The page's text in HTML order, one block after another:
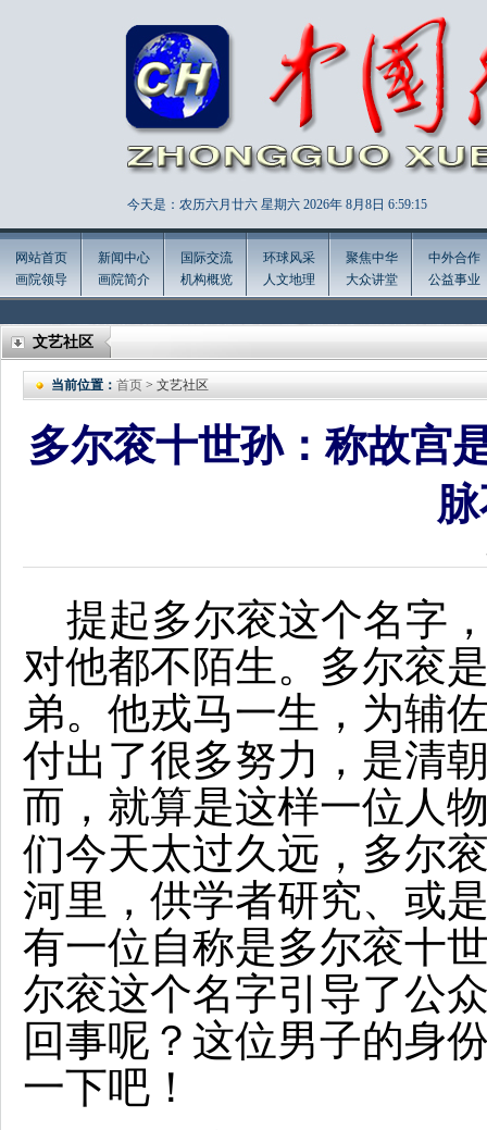
今天是：农历六月廿六 星期六 2026年 8月8日 6:59:17
网站首页
画院领导
新闻中心
画院简介
国际交流
机构概览
环球风采
人文地理
聚焦中华
大众讲堂
中外合作
公益事业
文艺社区
当前位置： 首页 > 文艺社区
多尔衮十世孙：称故宫
提起多尔衮这个名字
对他都不陌生。多尔衮
弟。他戎马一生，为辅
付出了很多努力，是清
而，就算是这样一位人
们今天太过久远，多尔
河里，供学者研究、或
有一位自称是多尔衮十
尔衮这个名字引导了公
回事呢？这位男子的身
一下吧！